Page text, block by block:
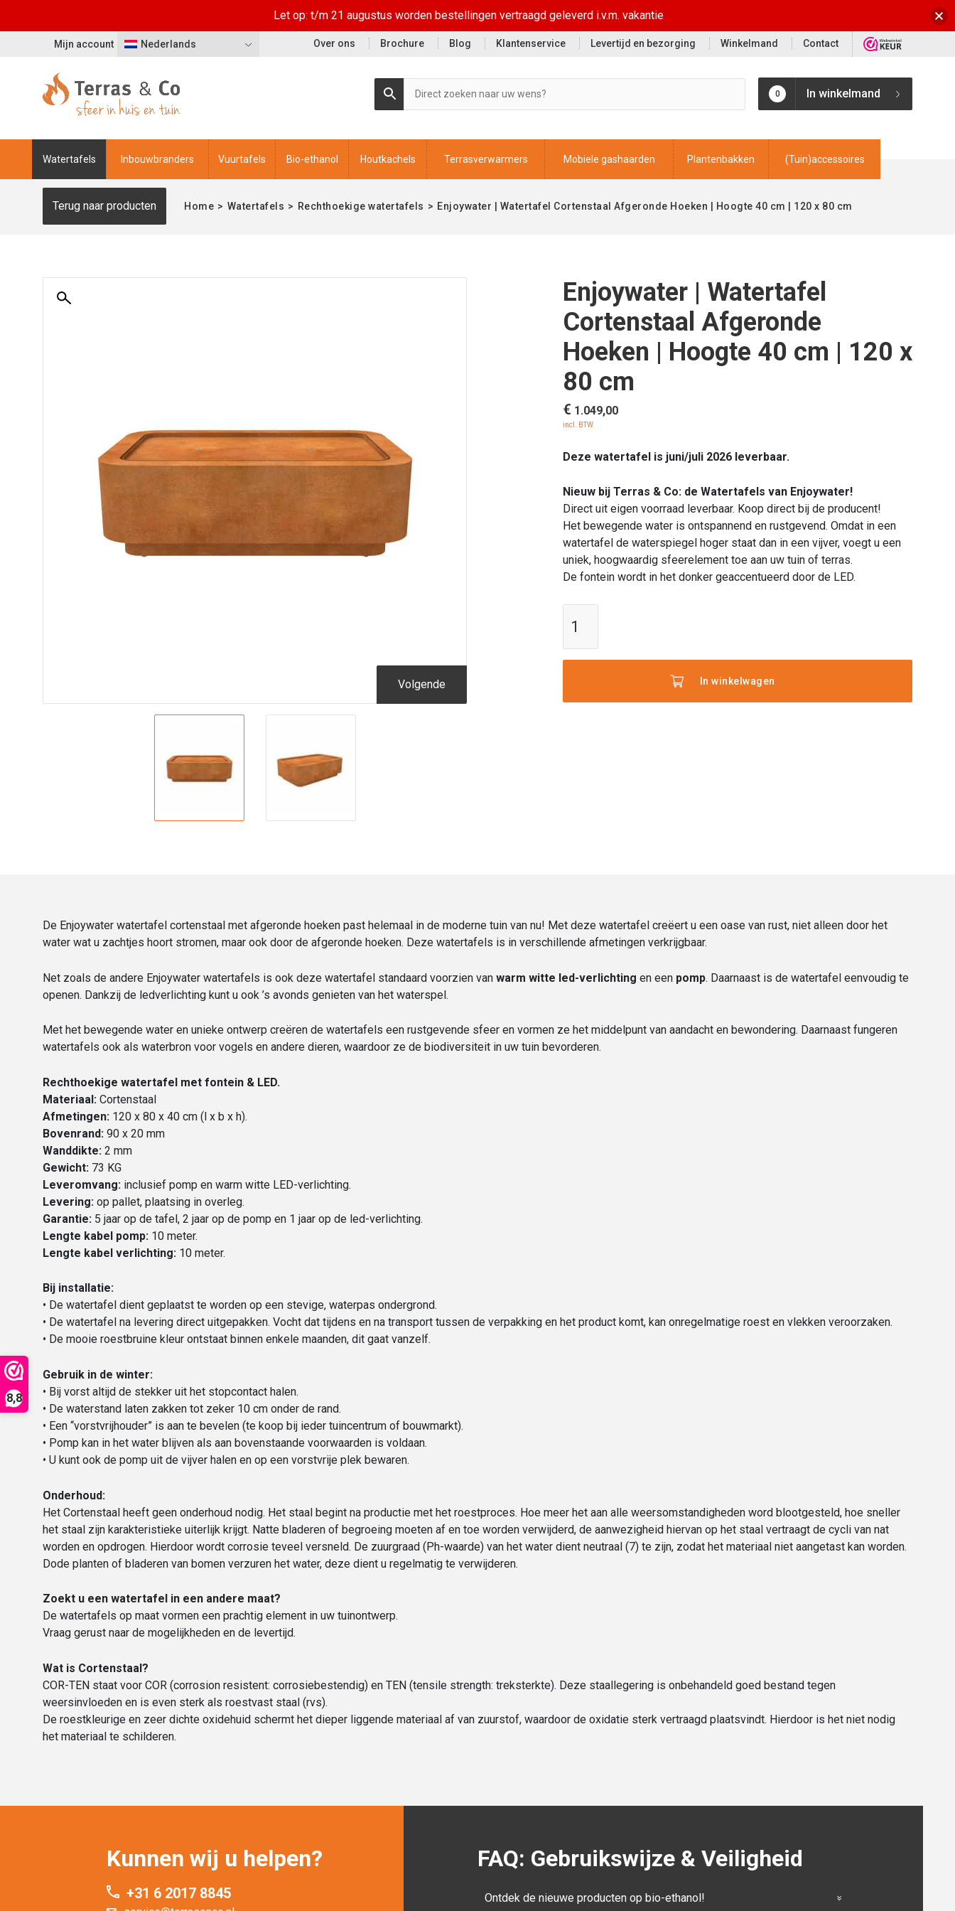
8,8
Nederlands
Mijn account Over ons Brochure Blog Klantenservice Levertijd en bezorging Winkelmand Contact
0 In winkelmand
Watertafels Inbouwbranders Vuurtafels Bio-ethanol Houtkachels Terrasverwarmers Mobiele gashaarden Plantenbakken (Tuin)accessoires
Terug naar producten Home > Watertafels > Rechthoekige watertafels > Enjoywater | Watertafel Cortenstaal Afgeronde Hoeken | Hoogte 40 cm | 120 x 80 cm
Volgende
Enjoywater | Watertafel
Cortenstaal Afgeronde
Hoeken | Hoogte 40 cm | 120 x
80 cm
€ 1.049,00
incl. BTW
Deze watertafel is juni/juli 2026 leverbaar.
Nieuw bij Terras & Co: de Watertafels van Enjoywater!
Direct uit eigen voorraad leverbaar. Koop direct bij de producent!
Het bewegende water is ontspannend en rustgevend. Omdat in een
watertafel de waterspiegel hoger staat dan in een vijver, voegt u een
uniek, hoogwaardig sfeerelement toe aan uw tuin of terras.
De fontein wordt in het donker geaccentueerd door de LED.
Watertafel
Cortenstaal
In winkelwagen
De Enjoywater watertafel cortenstaal met afgeronde hoeken past helemaal in de moderne tuin van nu! Met deze watertafel creëert u een oase van rust, niet alleen door het
water wat u zachtjes hoort stromen, maar ook door de afgeronde hoeken. Deze watertafels is in verschillende afmetingen verkrijgbaar.
Net zoals de andere Enjoywater watertafels is ook deze watertafel standaard voorzien van warm witte led-verlichting en een pomp. Daarnaast is de watertafel eenvoudig te
openen. Dankzij de ledverlichting kunt u ook ’s avonds genieten van het waterspel.
Met het bewegende water en unieke ontwerp creëren de watertafels een rustgevende sfeer en vormen ze het middelpunt van aandacht en bewondering. Daarnaast fungeren
watertafels ook als waterbron voor vogels en andere dieren, waardoor ze de biodiversiteit in uw tuin bevorderen.
Rechthoekige watertafel met fontein & LED.
Materiaal: Cortenstaal
Afmetingen: 120 x 80 x 40 cm (l x b x h).
Bovenrand: 90 x 20 mm
Wanddikte: 2 mm
Gewicht: 73 KG
Leveromvang: inclusief pomp en warm witte LED-verlichting.
Levering: op pallet, plaatsing in overleg.
Garantie: 5 jaar op de tafel, 2 jaar op de pomp en 1 jaar op de led-verlichting.
Lengte kabel pomp: 10 meter.
Lengte kabel verlichting: 10 meter.
Bij installatie:
• De watertafel dient geplaatst te worden op een stevige, waterpas ondergrond.
• De watertafel na levering direct uitgepakken. Vocht dat tijdens en na transport tussen de verpakking en het product komt, kan onregelmatige roest en vlekken veroorzaken.
• De mooie roestbruine kleur ontstaat binnen enkele maanden, dit gaat vanzelf.
Gebruik in de winter:
• Bij vorst altijd de stekker uit het stopcontact halen.
• De waterstand laten zakken tot zeker 10 cm onder de rand.
• Een “vorstvrijhouder” is aan te bevelen (te koop bij ieder tuincentrum of bouwmarkt).
• Pomp kan in het water blijven als aan bovenstaande voorwaarden is voldaan.
• U kunt ook de pomp uit de vijver halen en op een vorstvrije plek bewaren.
Onderhoud:
Het Cortenstaal heeft geen onderhoud nodig. Het staal begint na productie met het roestproces. Hoe meer het aan alle weersomstandigheden word blootgesteld, hoe sneller
het staal zijn karakteristieke uiterlijk krijgt. Natte bladeren of begroeing moeten af en toe worden verwijderd, de aanwezigheid hiervan op het staal vertraagt de cycli van nat
worden en opdrogen. Hierdoor wordt corrosie teveel versneld. De zuurgraad (Ph-waarde) van het water dient neutraal (7) te zijn, zodat het materiaal niet aangetast kan worden.
Dode planten of bladeren van bomen verzuren het water, deze dient u regelmatig te verwijderen.
Zoekt u een watertafel in een andere maat?
De watertafels op maat vormen een prachtig element in uw tuinontwerp.
Vraag gerust naar de mogelijkheden en de levertijd.
Wat is Cortenstaal?
COR-TEN staat voor COR (corrosion resistent: corrosiebestendig) en TEN (tensile strength: treksterkte). Deze staallegering is onbehandeld goed bestand tegen
weersinvloeden en is even sterk als roestvast staal (rvs).
De roestkleurige en zeer dichte oxidehuid schermt het dieper liggende materiaal af van zuurstof, waardoor de oxidatie sterk vertraagd plaatsvindt. Hierdoor is het niet nodig
het materiaal te schilderen.
Kunnen wij u helpen?
+31 6 2017 8845
FAQ: Gebruikswijze & Veiligheid
Ontdek de nieuwe producten op bio-ethanol!
Let op: t/m 21 augustus worden bestellingen vertraagd geleverd i.v.m. vakantie